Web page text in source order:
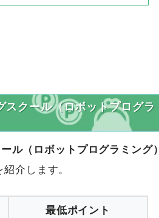
クール（ロボットプログラ
ル（ロボットプログラミング）
介します。
最低ポイント